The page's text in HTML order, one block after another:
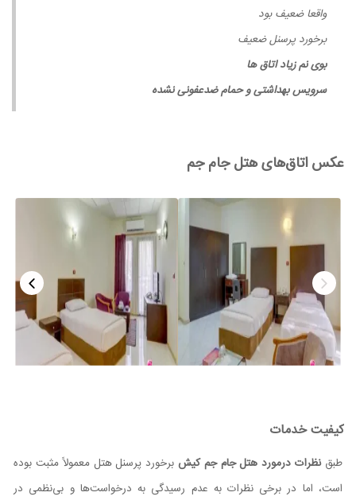
واقعا ضعیف بود
برخورد پرسنل ضعیف
بوی نم زیاد اتاق ها
سرویس بهداشتی و حمام ضدعفونی نشده
عکس اتاق‌های هتل جام جم
کیفیت خدمات
طبقنظرات درمورد هتل جام جم کیش برخورد پرسنل هتل معمولاً مثبت بوده
است، اما در برخی نظرات به عدم رسیدگی به درخواست‌ها و بی‌نظمی در